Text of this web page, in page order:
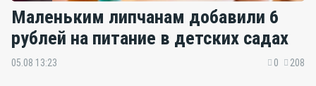
Маленьким липчанам добавили 6
рублей на питание в детских садах
05.08 13:23 0 208